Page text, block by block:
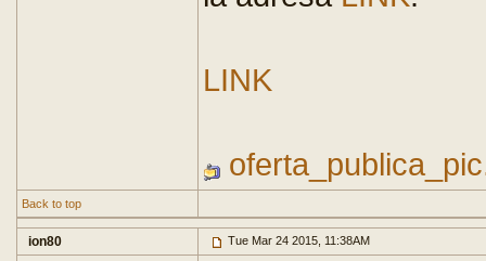
LINK
Back to top
ion80 Tue Mar 24 2015, 11:38AM